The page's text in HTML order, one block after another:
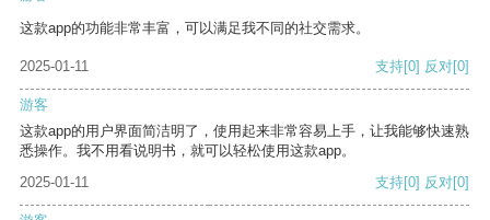
这款app的功能非常丰富，可以满足我不同的社交需求。
2025-01-11 支持[0] 反对[0]
游客
这款app的用户界面简洁明了，使用起来非常容易上手，让我能够快速熟
悉操作。我不用看说明书，就可以轻松使用这款app。
2025-01-11
支持[0] 反对[0]